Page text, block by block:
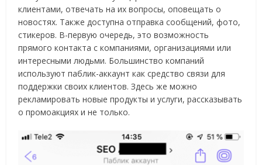
клиентами, отвечать на их вопросы, оповещать о
новостях. Также доступна отправка сообщений, фото,
стикеров. В-первую очередь, это возможность
прямого контакта с компаниями, организациями или
интересными людьми. Большинство компаний
используют паблик-аккаунт как средство связи для
поддержки своих клиентов. Здесь же можно
рекламировать новые продукты и услуги, рассказывать
о промоакциях и не только.